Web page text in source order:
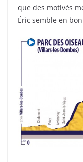
que des motivés
Éric semble en